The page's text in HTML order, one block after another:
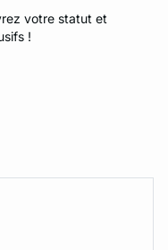
votre statut et
!